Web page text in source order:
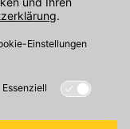
finden Sie